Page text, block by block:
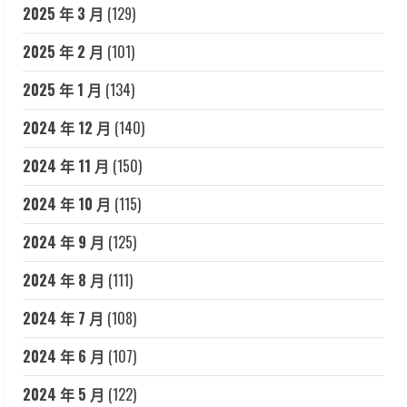
2025 年 3 月 (129)
2025 年 2 月 (101)
2025 年 1 月 (134)
2024 年 12 月 (140)
2024 年 11 月 (150)
2024 年 10 月 (115)
2024 年 9 月 (125)
2024 年 8 月 (111)
2024 年 7 月 (108)
2024 年 6 月 (107)
2024 年 5 月 (122)